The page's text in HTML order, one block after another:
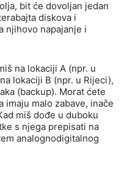
bit će dovoljan jedan
diskova i
njihovo napajanje i
na lokaciji A (npr. u
lokaciji B (npr. u Rijeci),
(backup). Morat ćete
imaju malo zabave, inače
miš dođe u duboku
s njega prepisati na
analognodigitalnog